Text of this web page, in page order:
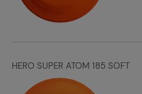
HERO SUPER ATOM 185 SOFT